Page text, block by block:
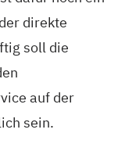
direkte
soll die
auf der
sein.